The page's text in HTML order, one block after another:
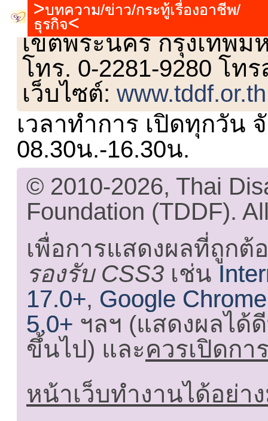
บทความ/ข่าว/กระทู้เรื่องอาชีพ/
ธุรกิจ
เลขที่ 23 ชั้น 2 ถนนวิ
เขตพระนคร กรุงเทพม
โทร. 0-2281-9280 โท
เว็บไซต์:www.tddf.or.th
เวลาทำการ เปิดทุกวัน
08.30น.-16.30น.
© 2010-2026, Thai
Foundation (TDDF).
เพื่อการแสดงผลที่ถูกต้
รองรับ CSS3 เช่น
17.0+, Google
5.0+ ฯลฯ (แสดงผลได้
ขึ้นไป) และควรเปิดกา
หน้าเว็บทำงานได้อย่า